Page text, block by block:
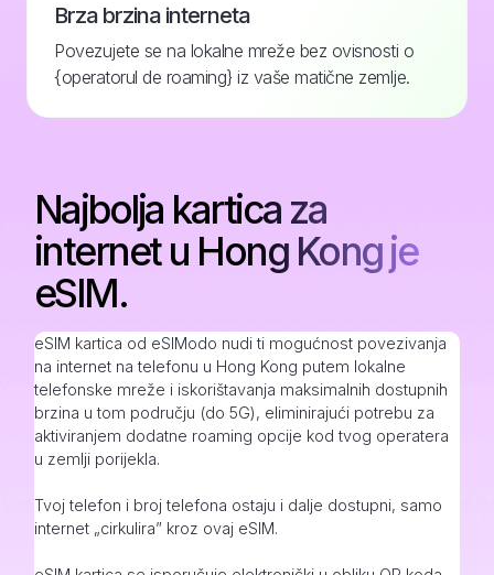
Brza brzina interneta
Povezujete se na lokalne mreže bez ovisnosti o
{operatorul de roaming} iz vaše matične zemlje.
Najbolja kartica za
internet u Hong Kong je
eSIM.
eSIM kartica od eSIModo nudi ti mogućnost povezivanja
na internet na telefonu u Hong Kong putem lokalne
telefonske mreže i iskorištavanja maksimalnih dostupnih
brzina u tom području (do 5G), eliminirajući potrebu za
aktiviranjem dodatne roaming opcije kod tvog operatera
u zemlji porijekla.
Tvoj telefon i broj telefona ostaju i dalje dostupni, samo
internet „cirkulira” kroz ovaj eSIM.